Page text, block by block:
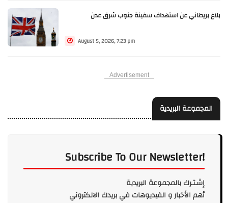
بلاغ بريطاني عن استهداف سفينة جنوب شرق عدن
August 5, 2026, 7:23 pm
Advertisement
المجموعة البريدية
Subscribe To Our Newsletter!
إشـتـرك بالمجموعة البريدية
أهم الأخبار و الفيديوهات في بريدك الالكتروني